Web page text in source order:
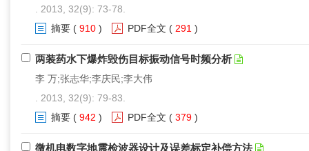
. 2013, 32(9): 73-78.
摘要 ( 910 ) PDF全文 ( 291 )
两装药水下爆炸毁伤目标振动信号时频分析
李 万;张志华;李庆民;李大伟
. 2013, 32(9): 79-83.
摘要 ( 942 ) PDF全文 ( 379 )
微机电数字地震检波器设计及误差标定补偿方法